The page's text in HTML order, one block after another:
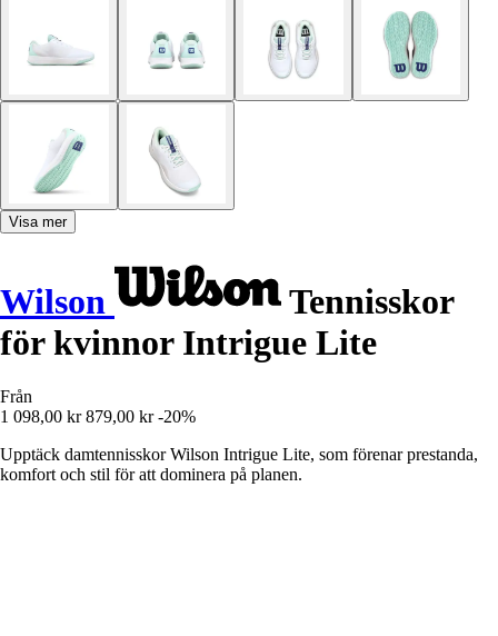
Visa mer
Wilson
Tennisskor
för kvinnor Intrigue Lite
Från
1 098,00 kr 879,00 kr -20%
Upptäck damtennisskor Wilson Intrigue Lite, som förenar prestanda,
komfort och stil för att dominera på planen.